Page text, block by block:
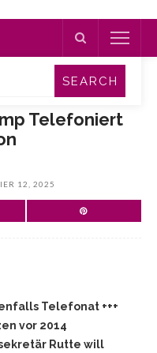
Telefoniert
12, 2025
Telefonat +++
vor 2014
Rutte will